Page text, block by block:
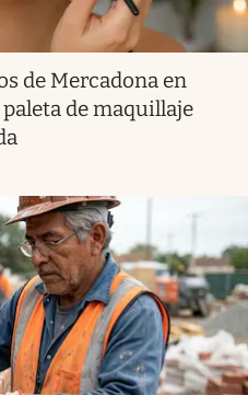
de Mercadona en
de maquillaje